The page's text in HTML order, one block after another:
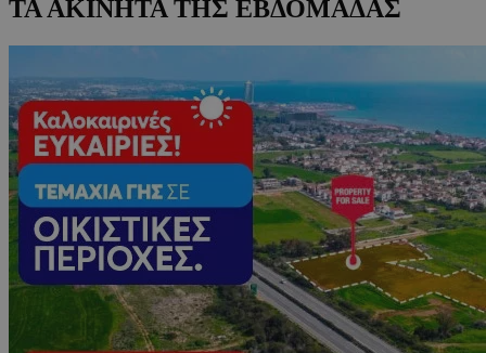
ΤΑ ΑΚΙΝΗΤΑ ΤΗΣ ΕΒΔΟΜΑΔΑΣ